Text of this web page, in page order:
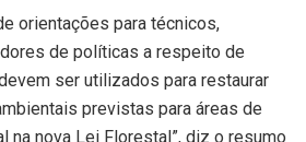
orientações para técnicos,
de políticas a respeito de
ser utilizados para restaurar
previstas para áreas de
na nova Lei Florestal”, diz o resumo